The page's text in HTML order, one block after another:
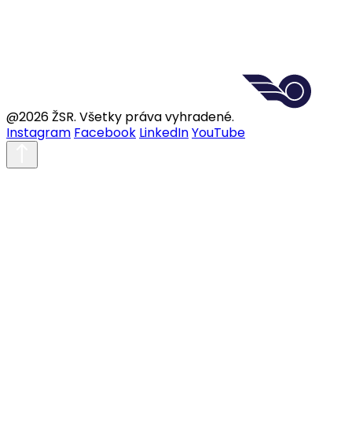
@2026 ŽSR. Všetky práva vyhradené.
Instagram Facebook LinkedInYouTube